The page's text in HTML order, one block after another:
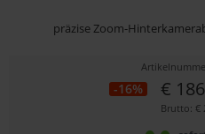
präzise Zoom-
-16% €
Brutto: €